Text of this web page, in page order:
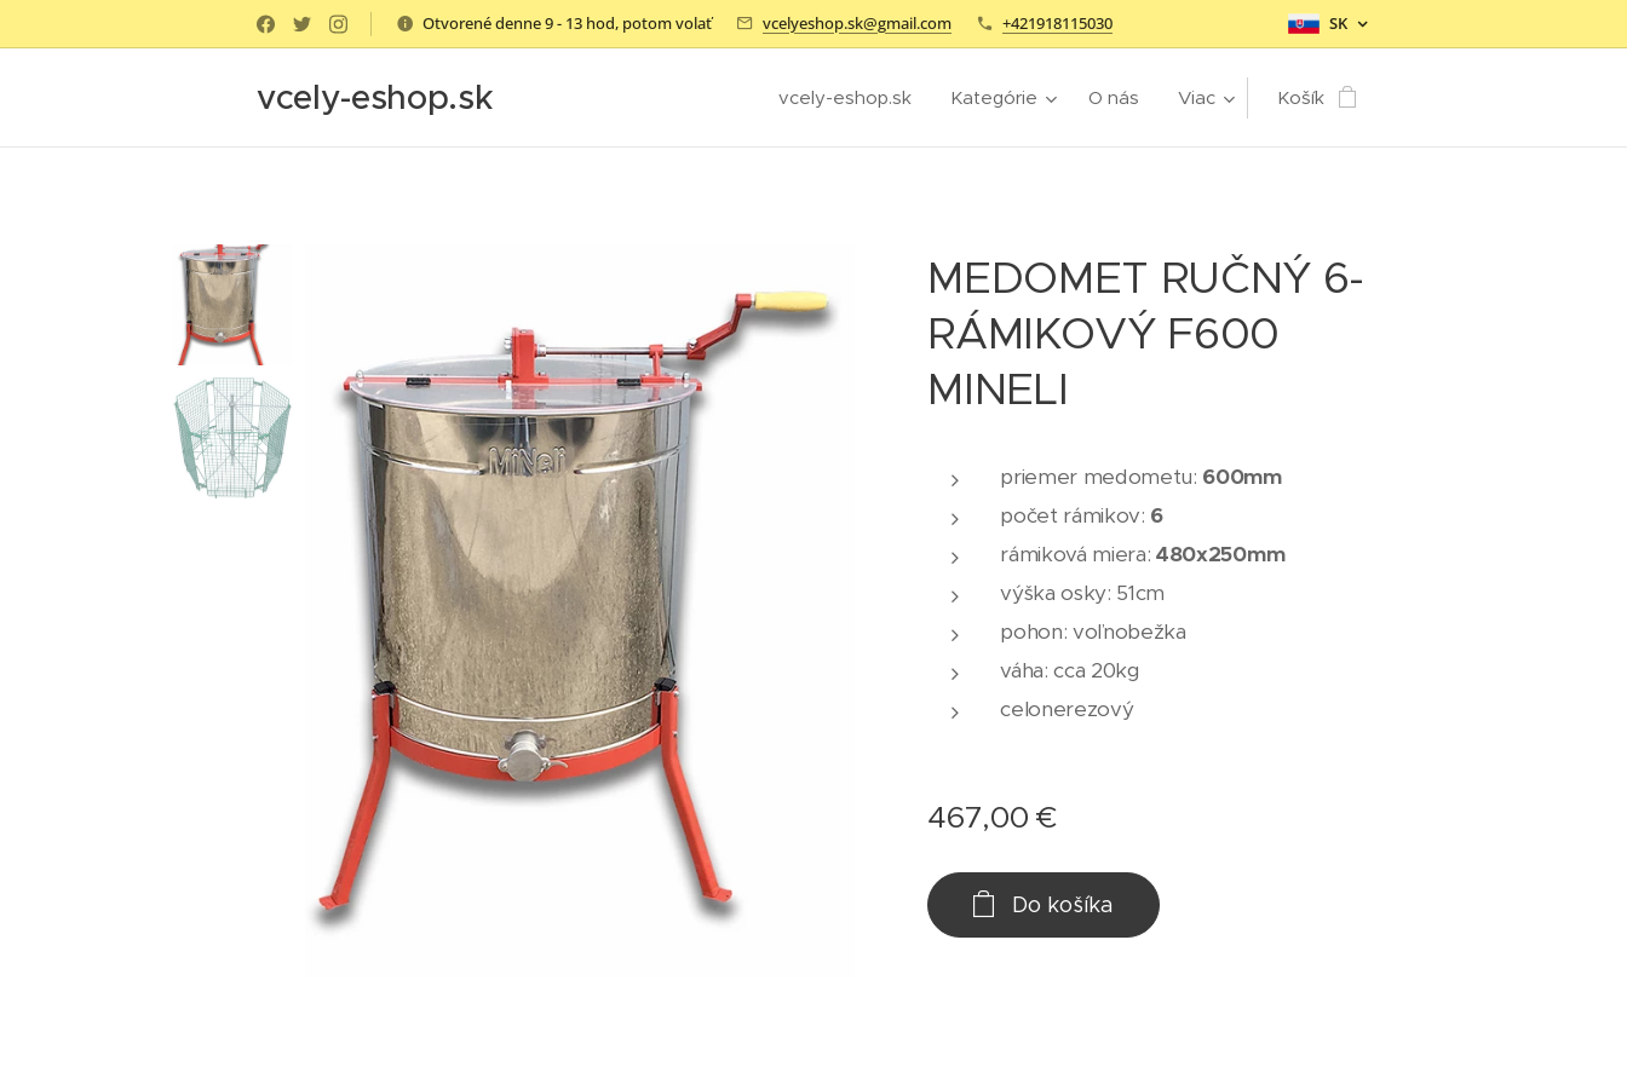
Otvorené denne 9 - 13 hod, potom volať vcelyeshop.sk@gmail.com +421918115030 SK
vcely-eshop.sk vcely-eshop.sk Kategórie O nás Viac Košík
MEDOMET RUČNÝ 6-
RÁMIKOVÝ F600
MINELI
priemer medometu: 600mm
počet rámikov: 6
rámiková miera:480x250mm
výška osky: 51cm
pohon: voľnobežka
váha: cca 20kg
celonerezový
467,00 €
Do košíka